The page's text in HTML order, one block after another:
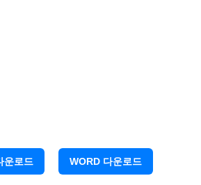
입하신 통신업체를 선택하신 이유는
해서
운로드 WORD 다운로드